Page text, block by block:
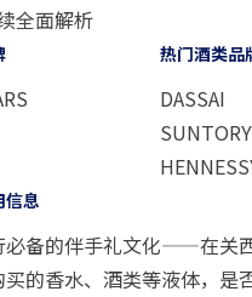
全面解析
热门酒类品
DASSAI
信息
备的伴手礼文化——在关
的香水、酒类等液体，是